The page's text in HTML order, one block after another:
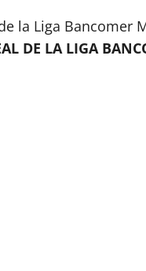
la Liga
DE LA LIGA